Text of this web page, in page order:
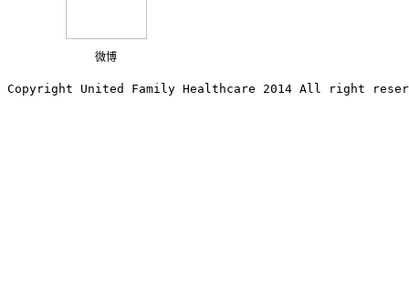
微博
Copyright United Family Healthcare 2014 All right